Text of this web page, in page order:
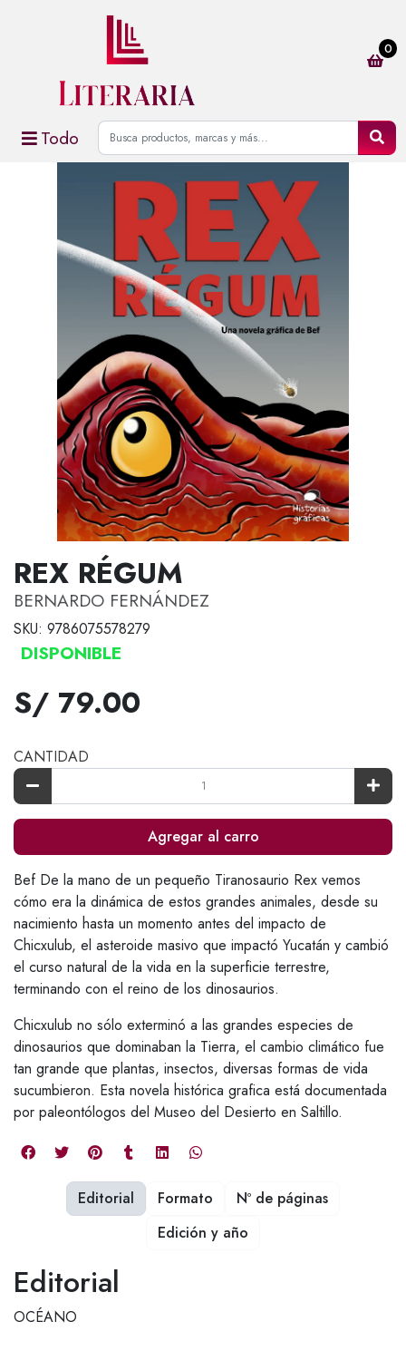
Todo
0
REX RÉGUM
BERNARDO FERNÁNDEZ
SKU: 9786075578279
DISPONIBLE
S/ 79.00
CANTIDAD
Agregar al carro
Bef De la mano de un pequeño Tiranosaurio Rex vemos
cómo era la dinámica de estos grandes animales, desde su
nacimiento hasta un momento antes del impacto de
Chicxulub, el asteroide masivo que impactó Yucatán y cambió
el curso natural de la vida en la superficie terrestre,
terminando con el reino de los dinosaurios.
Chicxulub no sólo exterminó a las grandes especies de
dinosaurios que dominaban la Tierra, el cambio climático fue
tan grande que plantas, insectos, diversas formas de vida
sucumbieron. Esta novela histórica grafica está documentada
por paleontólogos del Museo del Desierto en Saltillo.
Editorial
OCÉANO
Editorial Formato
Nº de páginas
Edición y año